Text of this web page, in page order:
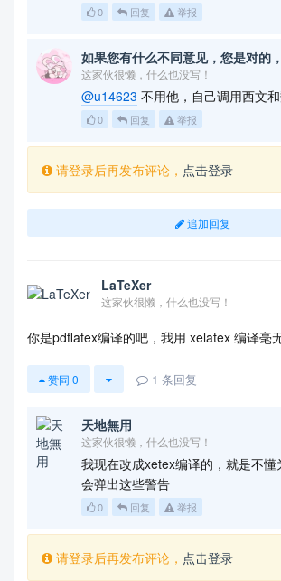
0 回复 举报
如果您有什么不同意见，您是对的
这家伙很懒，什么也没写！
@u14623 不用他，自己调用西文
0 回复 举报
请登录后再发布评论， 点击登录
追加回复
LaTeXer
这家伙很懒，什么也没写！
你是pdflatex编译的吧，我用 xelatex 编译毫无
赞同 0 1 条回复
天地無用
这家伙很懒，什么也没写！
我现在改成xetex编译的，就是不
会弹出这些警告
0 回复 举报
请登录后再发布评论， 点击登录